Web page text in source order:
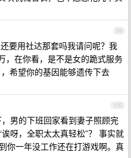
99
要用社达那套吗我请问呢？我
，在你看，是不是女的跪式服务
希望你的基因能够遗传下去
100
男的下班回家看到妻子照顾完
呀，全职太太真轻松”？ 事实就
你一年没工作还在打游戏啊。真